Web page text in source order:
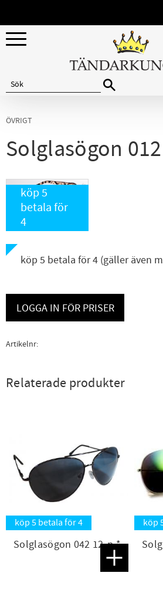
Meny
ÖVRIGT
Solglasögon
köp 5
betala för
4
köp 5 betala för 4 (gäller även
LOGGA IN FÖR PRISER
Artikelnr
Relaterade produkter
köp 5 betala för 4
Solglasögon 042 12-p *
Lägg till i
köp